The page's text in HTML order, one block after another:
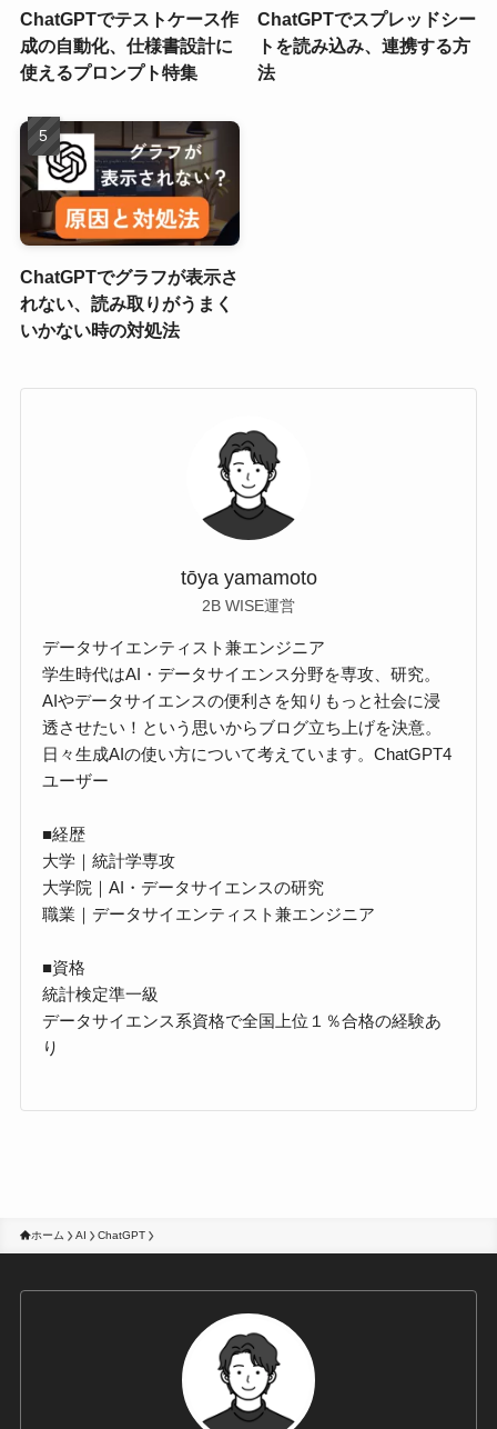
ChatGPTでテストケース作
成の自動化、仕様書設計に
使えるプロンプト特集
ChatGPTでスプレッドシー
トを読み込み、連携する方
法
ChatGPTでグラフが表示さ
れない、読み取りがうまく
いかない時の対処法
tōya yamamoto
2B WISE運営
データサイエンティスト兼エンジニア
学生時代はAI・データサイエンス分野を専攻、研究。
AIやデータサイエンスの便利さを知りもっと社会に浸
透させたい！という思いからブログ立ち上げを決意。
日々生成AIの使い方について考えています。ChatGPT4
ユーザー
■経歴
大学｜統計学専攻
大学院｜AI・データサイエンスの研究
職業｜データサイエンティスト兼エンジニア
■資格
統計検定準一級
データサイエンス系資格で全国上位１％合格の経験あ
り
ホーム AI ChatGPT